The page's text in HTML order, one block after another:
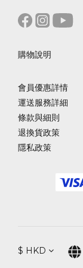
購物說明
會員優惠詳情
運送服務詳細
條款與細則
退換貨政策
隱私政策
$ HKD